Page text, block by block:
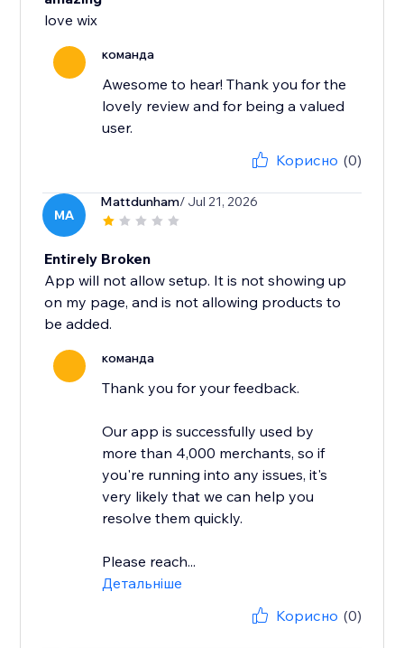
love wix
команда
Awesome to hear! Thank you for the
lovely review and for being a valued
user.
Корисно (0)
MA
Mattdunham/ Jul 21, 2026
Entirely Broken
App will not allow setup. It is not showing up
on my page, and is not allowing products to
be added.
команда
Thank you for your feedback.
Our app is successfully used by
more than 4,000 merchants, so if
you're running into any issues, it's
very likely that we can help you
resolve them quickly.
Please reach...
Детальніше
Корисно (0)